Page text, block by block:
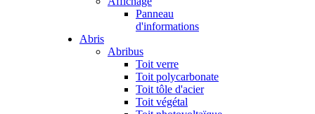
Panneau
d'informations
Abris
Abribus
Toit verre
Toit polycarbonate
Toit tôle d'acier
Toit végétal